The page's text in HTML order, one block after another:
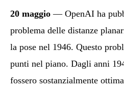
20 maggio — OpenAI ha
problema delle distanze
la pose nel 1946. Questo
punti nel piano. Dagli anni
fossero sostanzialmente